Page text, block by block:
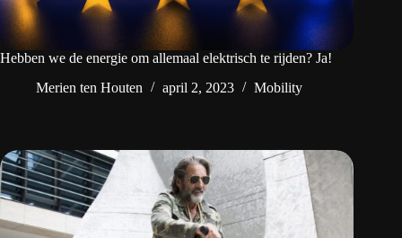
Hebben we de energie om allemaal elektrisch te rijden? Ja!
Merien ten Houten
april 2, 2023 Mobility